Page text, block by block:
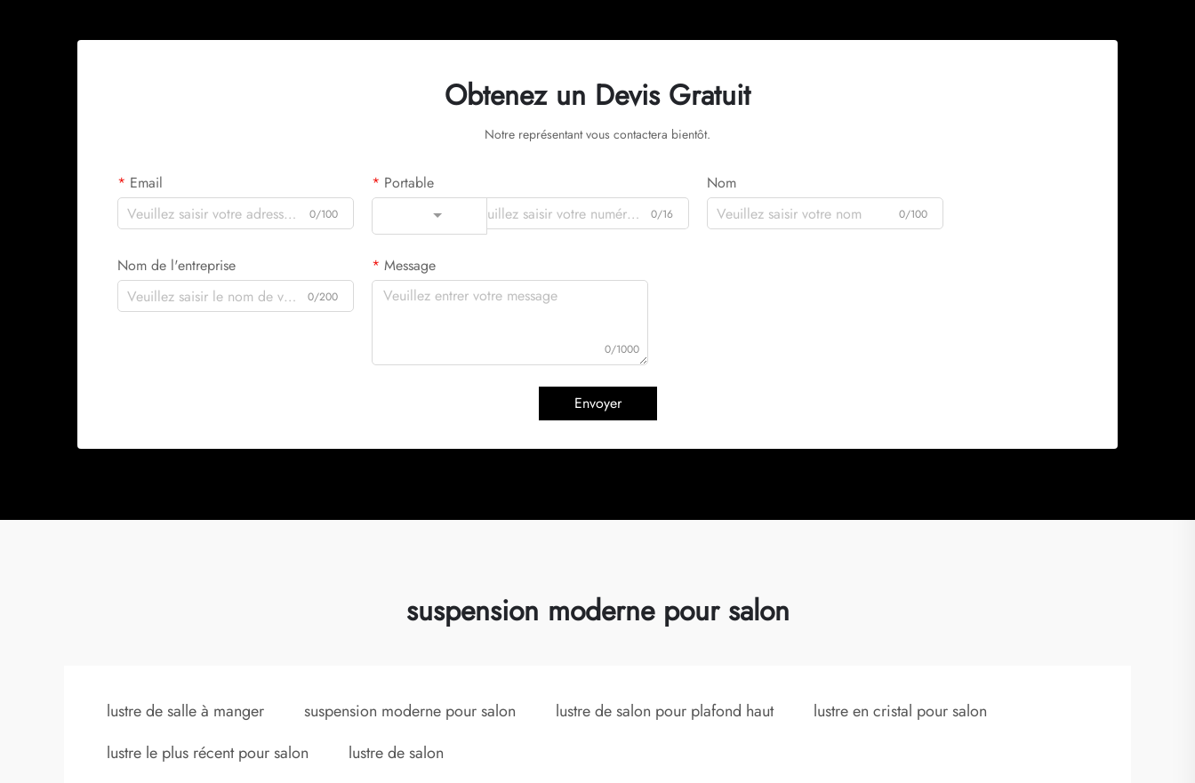
Obtenez un Devis Gratuit
Notre représentant vous contactera bientôt.
Email
0/100
Portable
0/16
Nom
0/100
Nom de l'entreprise
0/200
Message
0/1000
Envoyer
suspension moderne pour salon
lustre de salle à manger suspension moderne pour salon lustre de salon pour plafond haut
lustre en cristal pour salon
lustre le plus récent pour salon
lustre de salon